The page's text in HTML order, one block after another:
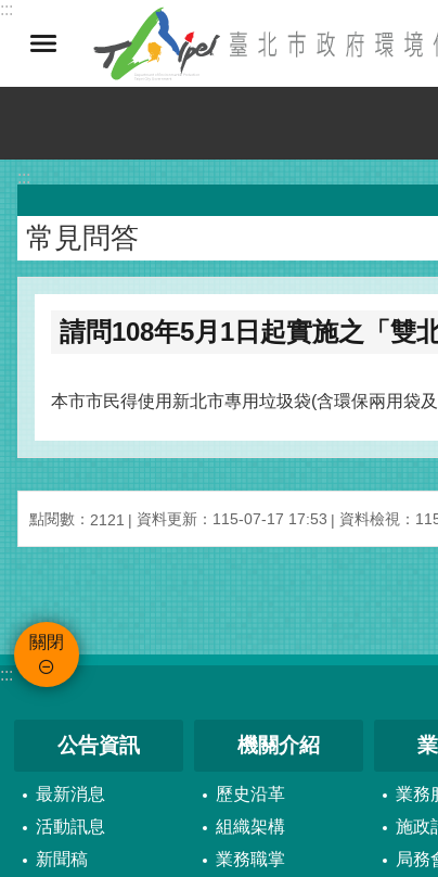
跳到主要內容區塊
:::
:::
常見問答
請問108年5月1日起實施之「雙
本市市民得使用新北市專用垃圾袋(含環保兩用袋
點閱數： 2121 資料更新：115-07-17 17:53 資料檢視：
關閉
:::
公告資訊
最新消息
活動訊息
新聞稿
機關介紹
歷史沿革
組織架構
業務職掌
業務
施政
局務